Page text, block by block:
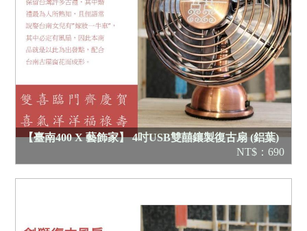
【臺南400 X 藝飾家】 4吋USB雙囍鑲製復古扇 (鋁葉)
NT$：690